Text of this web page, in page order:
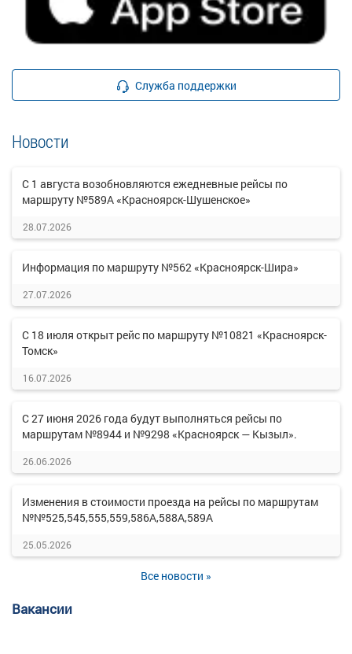
Служба поддержки
Новости
С 1 августа возобновляются ежедневные рейсы по
маршруту №589А «Красноярск-Шушенское»
28.07.2026
Информация по маршруту №562 «Красноярск-Шира»
27.07.2026
С 18 июля открыт рейс по маршруту №10821 «Красноярск-
Томск»
16.07.2026
С 27 июня 2026 года будут выполняться рейсы по
маршрутам №8944 и №9298 «Красноярск — Кызыл».
26.06.2026
Изменения в стоимости проезда на рейсы по маршрутам
№№525,545,555,559,586А,588А,589А
25.05.2026
Все новости »
Вакансии